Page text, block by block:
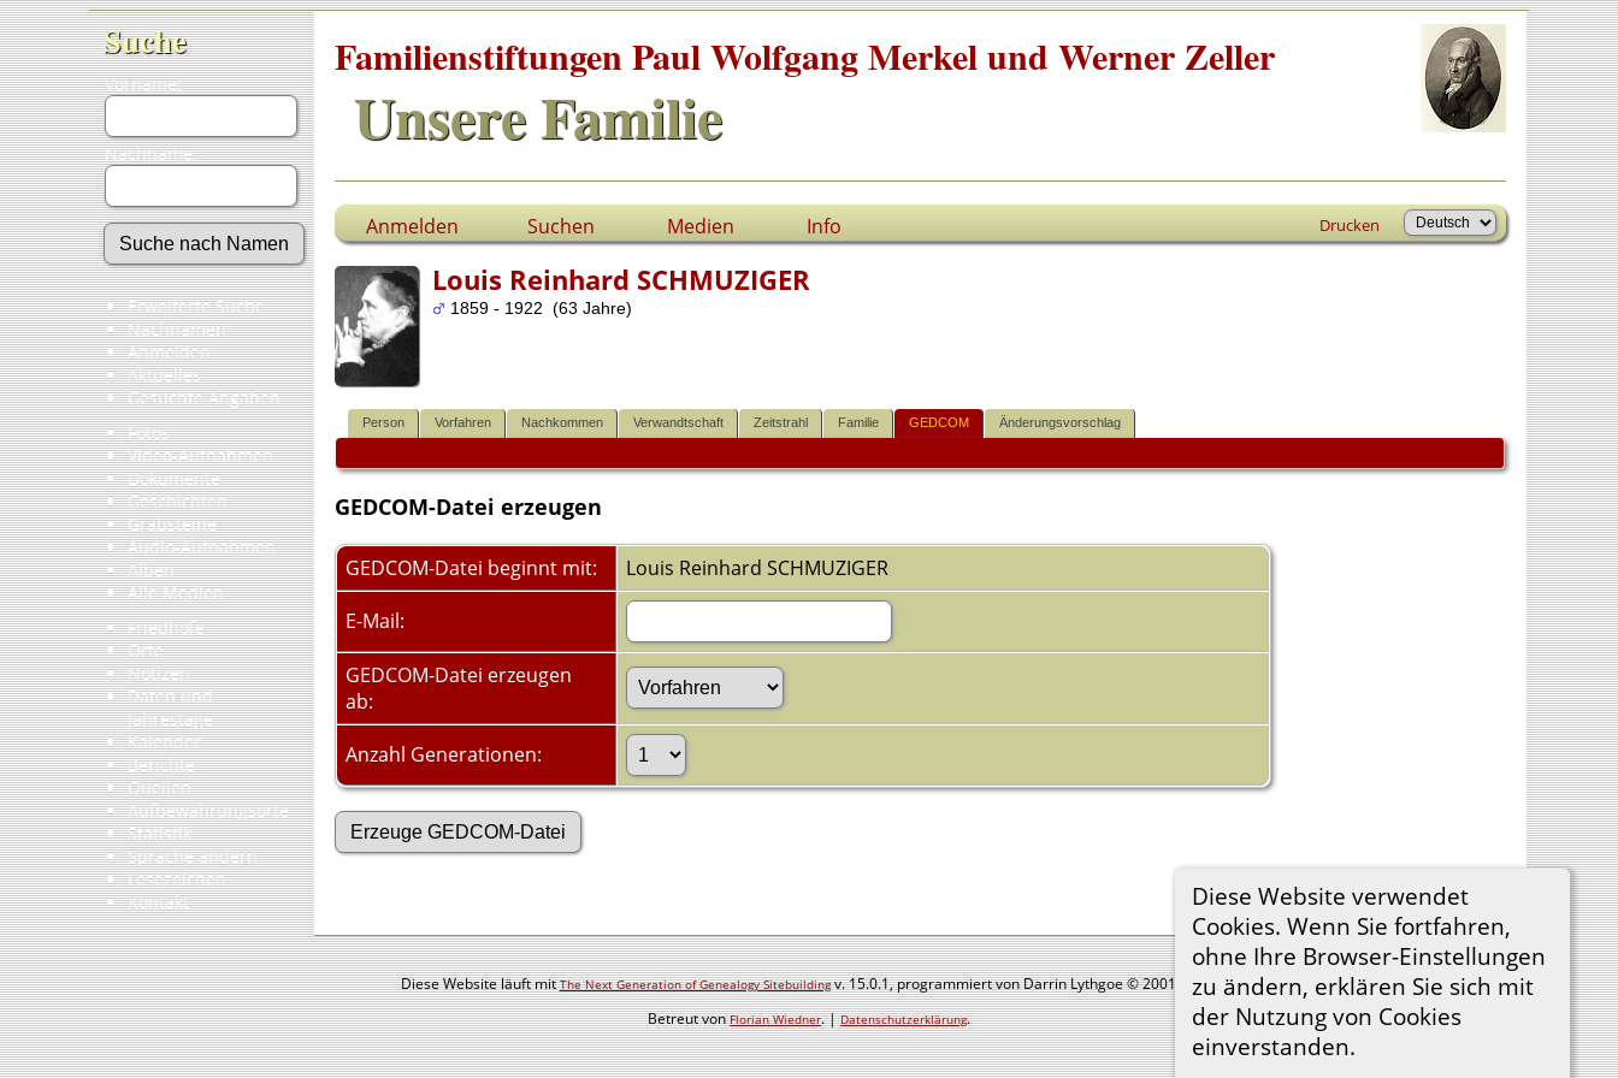
Suche
Vorname:
Nachname:
Erweiterte Suche
Nachnamen
Anmelden
Aktuelles
Gesuchte Angaben
Fotos
Video-Aufnahmen
Dokumente
Geschichten
Grabsteine
Audio-Aufnahmen
Alben
Alle Medien
Friedhöfe
Orte
Notizen
Daten und
Jahrestage
Kalender
Berichte
Quellen
Aufbewahrungsorte
Statistik
Sprache ändern
Lesezeichen
Kontakt
Familienstiftungen Paul Wolfgang Merkel und Werner Zeller
Unsere Familie
Anmelden Suchen Medien Info Drucken
Diese Website verwendet
Cookies. Wenn Sie fortfahren,
ohne Ihre Browser-Einstellungen
zu ändern, erklären Sie sich mit
der Nutzung von Cookies
einverstanden.
Louis Reinhard SCHMUZIGER
1859 - 1922 (63 Jahre)
Person Vorfahren Nachkommen Verwandtschaft Zeitstrahl Familie GEDCOM Änderungsvorschlag
GEDCOM-Datei erzeugen
GEDCOM-Datei beginnt mit:
Louis Reinhard SCHMUZIGER
E-Mail:
GEDCOM-Datei erzeugen
ab:
Anzahl Generationen:
Diese Website läuft mitThe Next Generation of Genealogy Sitebuildingv. 15.0.1, programmiert von Darrin Lythgoe © 2001-2026.
Betreut vonFlorian Wiedner. |Datenschutzerklärung.